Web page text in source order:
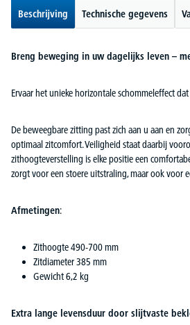
Beschrijving Technische gegevens
Breng beweging in uw dagelijks leven –
Ervaar het unieke horizontale schommeleffect
De beweegbare zitting past zich aan u aan en
optimaal zitcomfort. Veiligheid staat daarbij
zithoogteverstelling is elke positie een
zorgt voor een stoere uitstraling, maar ook voor
Afmetingen:
Zithoogte 490-700 mm
Zitdiameter 385 mm
Gewicht 6,2 kg
Extra lange levensduur door slijtvaste